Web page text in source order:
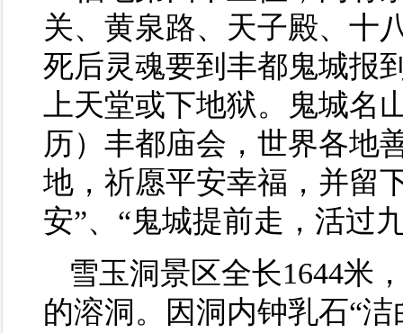
关、黄泉路、天子殿、十
死后灵魂要到丰都鬼城报
上天堂或下地狱。鬼城名
历）丰都庙会，世界各地
地，祈愿平安幸福，并留
安”、“鬼城提前走，活过
雪玉洞景区全长1644米
的溶洞。因洞内钟乳石“